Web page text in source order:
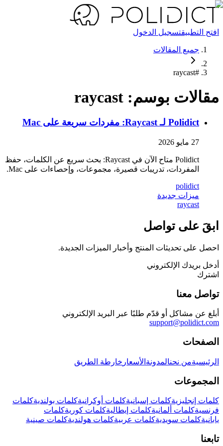
افتح التطبيقتسجيل الدخول
جميع المقالات
#
raycast
مقالات بوسم: raycast
Polidict لـ Raycast: مفردات سريعة على Mac
27 مايو 2026
Polidict متاح الآن في Raycast: بحث سريع عن الكلمات، حفظ
المفردات، تدريبات قصيرة، مجموعات، وإحصاءات على Mac.
polidict
ميزات جديدة
raycast
ابقَ على تواصل
احصل على تحديثات المنتج وأخبار الميزات الجديدة.
أدخل بريدك الإلكتروني
اشترك
تواصل معنا
أبلغ عن مشاكل أو قدّم طلبًا عبر البريد الإلكتروني
support@polidict.com
الصفحات
الرئيسيةمن نحنالمدونة الأسعار خارطة الطريق
المجموعات
كلمات إنجليزيةكلمات إسبانيةكلمات أوكرانيةكلمات بولنديةكلمات
فرنسيةكلمات ألمانيةكلمات إيطاليةكلمات كوريةكلمات
يابانيةكلمات سويديةكلمات عربيةكلمات هولنديةكلمات صينية
تابعنا